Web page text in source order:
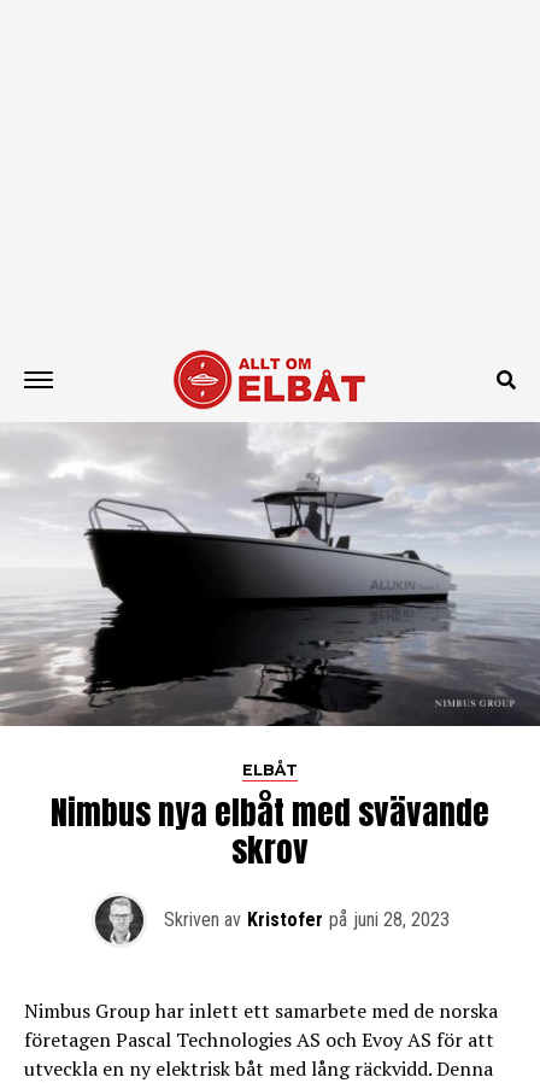
ELBÅT
Nimbus nya elbåt med svävande
skrov
Skriven av Kristofer på juni 28, 2023
Nimbus Group har inlett ett samarbete med de norska
företagen Pascal Technologies AS och Evoy AS för att
utveckla en ny elektrisk båt med lång räckvidd. Denna